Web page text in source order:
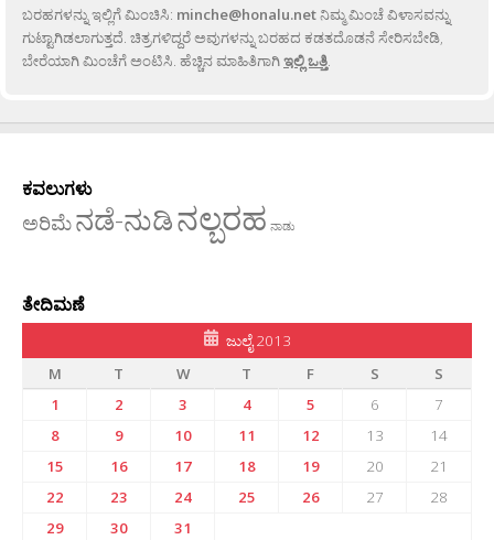
ಬರಹಗಳನ್ನು ಇಲ್ಲಿಗೆ ಮಿಂಚಿಸಿ: minche@honalu.netನಿಮ್ಮ ಮಿಂಚೆ ವಿಳಾಸವನ್ನು
ಗುಟ್ಟಾಗಿಡಲಾಗುತ್ತದೆ. ಚಿತ್ರಗಳಿದ್ದರೆ ಅವುಗಳನ್ನು ಬರಹದ ಕಡತದೊಡನೆ ಸೇರಿಸಬೇಡಿ,
ಬೇರೆಯಾಗಿ ಮಿಂಚೆಗೆ ಅಂಟಿಸಿ. ಹೆಚ್ಚಿನ ಮಾಹಿತಿಗಾಗಿಇಲ್ಲಿ ಒತ್ತಿ
ಕವಲುಗಳು
ಅರಿಮೆನಡೆ-ನುಡಿನಲ್ಬರಹ ನಾಡು
ತೇದಿಮಣೆ
ಜುಲೈ 2013
M
T W T F S
S
1
2 3 4 5 6
7
8
9 10 11 12 13
14
15
16 17 18 19 20
21
22
23 24 25 26 27
28
29
30 31